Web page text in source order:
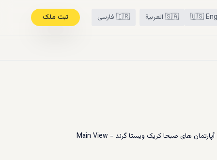
🇺🇸
🇸🇦 العربية 🇮🇷 فارسی ثبت ملک